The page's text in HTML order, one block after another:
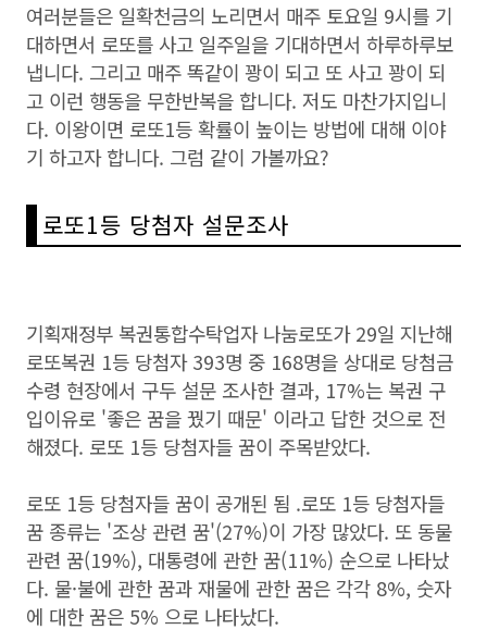
여러분들은 일확천금의 노리면서 매주 토요일 9시를 기
대하면서 로또를 사고 일주일을 기대하면서 하루하루보
냅니다. 그리고 매주 똑같이 꽝이 되고 또 사고 꽝이 되
고 이런 행동을 무한반복을 합니다. 저도 마찬가지입니
다. 이왕이면 로또1등 확률이 높이는 방법에 대해 이야
기 하고자 합니다. 그럼 같이 가볼까요?
로또1등 당첨자 설문조사
기획재정부 복권통합수탁업자 나눔로또가 29일 지난해
로또복권 1등 당첨자 393명 중 168명을 상대로 당첨금
수령 현장에서 구두 설문 조사한 결과, 17%는 복권 구
입이유로 '좋은 꿈을 꿨기 때문' 이라고 답한 것으로 전
해졌다. 로또 1등 당첨자들 꿈이 주목받았다.
로또 1등 당첨자들 꿈이 공개된 됨 .로또 1등 당첨자들
꿈 종류는 '조상 관련 꿈'(27%)이 가장 많았다. 또 동물
관련 꿈(19%), 대통령에 관한 꿈(11%) 순으로 나타났
다. 물·불에 관한 꿈과 재물에 관한 꿈은 각각 8%, 숫자
에 대한 꿈은 5% 으로 나타났다.